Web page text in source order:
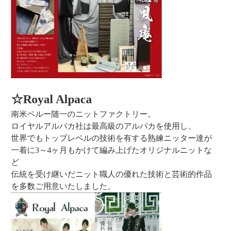
☆Royal Alpaca
南米ペルー随一のニットファクトリー。
ロイヤルアルパカ社は最高級のアルパカを使用し、
世界でもトップレベルの技術を有する熟練ニッター達が
一着に3～4ヶ月もかけて編み上げたオリジナルニットな
ど
伝統を受け継いだニット職人の優れた技術と芸術的作品
を多数ご用意いたしました。